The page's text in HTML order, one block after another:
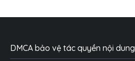
DMCA bảo vệ tác quyền nội dung